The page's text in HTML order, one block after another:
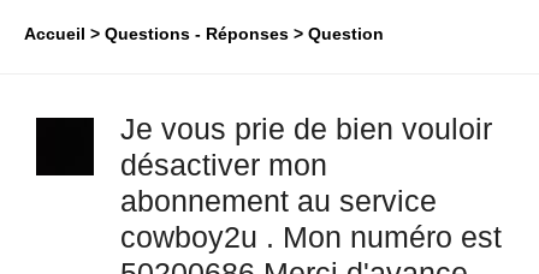
Accueil Questions - Réponses Question
Je vous prie de bien vouloir
désactiver mon
abonnement au service
cowboy2u . Mon numéro est